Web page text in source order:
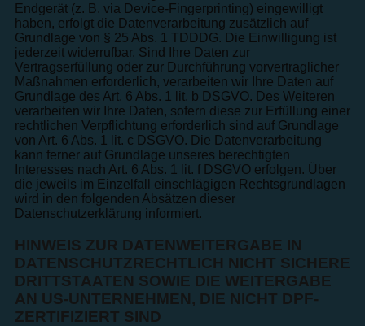
Endgerät (z. B. via Device-Fingerprinting) eingewilligt
haben, erfolgt die Datenverarbeitung zusätzlich auf
Grundlage von § 25 Abs. 1 TDDDG. Die Einwilligung ist
jederzeit widerrufbar. Sind Ihre Daten zur
Vertragserfüllung oder zur Durchführung vorvertraglicher
Maßnahmen erforderlich, verarbeiten wir Ihre Daten auf
Grundlage des Art. 6 Abs. 1 lit. b DSGVO. Des Weiteren
verarbeiten wir Ihre Daten, sofern diese zur Erfüllung einer
rechtlichen Verpflichtung erforderlich sind auf Grundlage
von Art. 6 Abs. 1 lit. c DSGVO. Die Datenverarbeitung
kann ferner auf Grundlage unseres berechtigten
Interesses nach Art. 6 Abs. 1 lit. f DSGVO erfolgen. Über
die jeweils im Einzelfall einschlägigen Rechtsgrundlagen
wird in den folgenden Absätzen dieser
Datenschutzerklärung informiert.
HINWEIS ZUR DATENWEITERGABE IN
DATENSCHUTZRECHTLICH NICHT SICHERE
DRITTSTAATEN SOWIE DIE WEITERGABE
AN US-UNTERNEHMEN, DIE NICHT DPF-
ZERTIFIZIERT SIND